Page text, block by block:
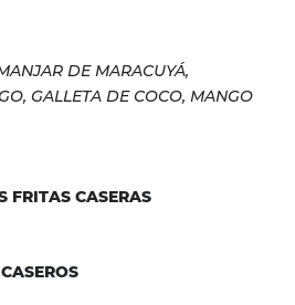
DE MARACUYÁ,
GALLETA DE COCO, MANGO
FRITAS CASERAS